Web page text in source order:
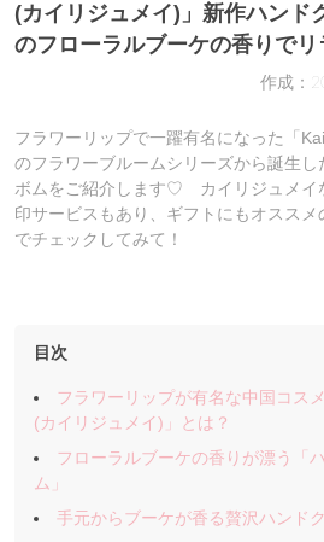
(カイリジュメイ)」新作ハンド
のフローラルブーケの香りで
作成：
フラワーリップで一躍有名になった「
のフラワーブルームシリーズから誕生
ボムをご紹介します♡ カイリジュメイ
印サービスもあり、ギフトにもオススメ
でチェックしてみて！
目次
フラワーリップが有名な中国コス
(カイリジュメイ)」とは？
フローラルブーケの香りが漂う「
ム」
手元からブーケが香る贅沢ハンド